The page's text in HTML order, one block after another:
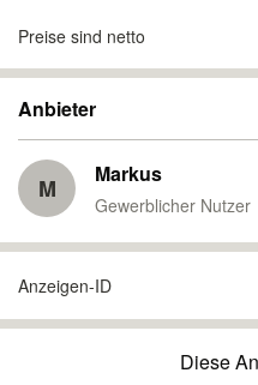
Preise sind netto
Anbieter
M Markus
Gewerblicher Nutzer
Anzeigen-ID
Diese